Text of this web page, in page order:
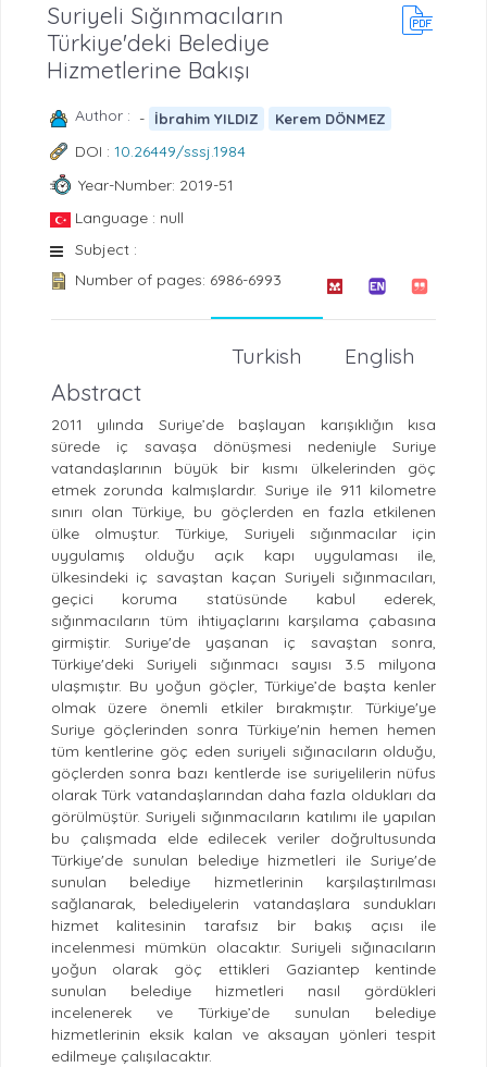
Suriyeli Sığınmacıların
Türkiye'deki Belediye
Hizmetlerine Bakışı
Author : - İbrahim YILDIZ Kerem DÖNMEZ
DOI : 10.26449/sssj.1984
Year-Number: 2019-51
Language : null
Subject :
Number of pages: 6986-6993
English
Turkish
Abstract
2011 yılında Suriye’de başlayan karışıklığın kısa
sürede iç savaşa dönüşmesi nedeniyle Suriye
vatandaşlarının büyük bir kısmı ülkelerinden göç
etmek zorunda kalmışlardır. Suriye ile 911 kilometre
sınırı olan Türkiye, bu göçlerden en fazla etkilenen
ülke olmuştur. Türkiye, Suriyeli sığınmacılar için
uygulamış olduğu açık kapı uygulaması ile,
ülkesindeki iç savaştan kaçan Suriyeli sığınmacıları,
geçici koruma statüsünde kabul ederek,
sığınmacıların tüm ihtiyaçlarını karşılama çabasına
girmiştir. Suriye'de yaşanan iç savaştan sonra,
Türkiye'deki Suriyeli sığınmacı sayısı 3.5 milyona
ulaşmıştır. Bu yoğun göçler, Türkiye’de başta kenler
olmak üzere önemli etkiler bırakmıştır. Türkiye'ye
Suriye göçlerinden sonra Türkiye'nin hemen hemen
tüm kentlerine göç eden suriyeli sığınacıların olduğu,
göçlerden sonra bazı kentlerde ise suriyelilerin nüfus
olarak Türk vatandaşlarından daha fazla oldukları da
görülmüştür. Suriyeli sığınmacıların katılımı ile yapılan
bu çalışmada elde edilecek veriler doğrultusunda
Türkiye'de sunulan belediye hizmetleri ile Suriye'de
sunulan belediye hizmetlerinin karşılaştırılması
sağlanarak, belediyelerin vatandaşlara sundukları
hizmet kalitesinin tarafsız bir bakış açısı ile
incelenmesi mümkün olacaktır. Suriyeli sığınacıların
yoğun olarak göç ettikleri Gaziantep kentinde
sunulan belediye hizmetleri nasıl gördükleri
incelenerek ve Türkiye’de sunulan belediye
hizmetlerinin eksik kalan ve aksayan yönleri tespit
edilmeye çalışılacaktır.